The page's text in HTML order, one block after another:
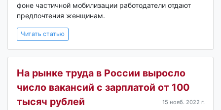
фоне частичной мобилизации работодатели отдают
предпочтения женщинам.
Читать статью
На рынке труда в России выросло
число вакансий с зарплатой от 100
тысяч рублей
15 нояб. 2022 г.